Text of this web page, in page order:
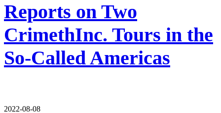
Reports on Two
CrimethInc. Tours in the
So-Called Americas
2022-08-08